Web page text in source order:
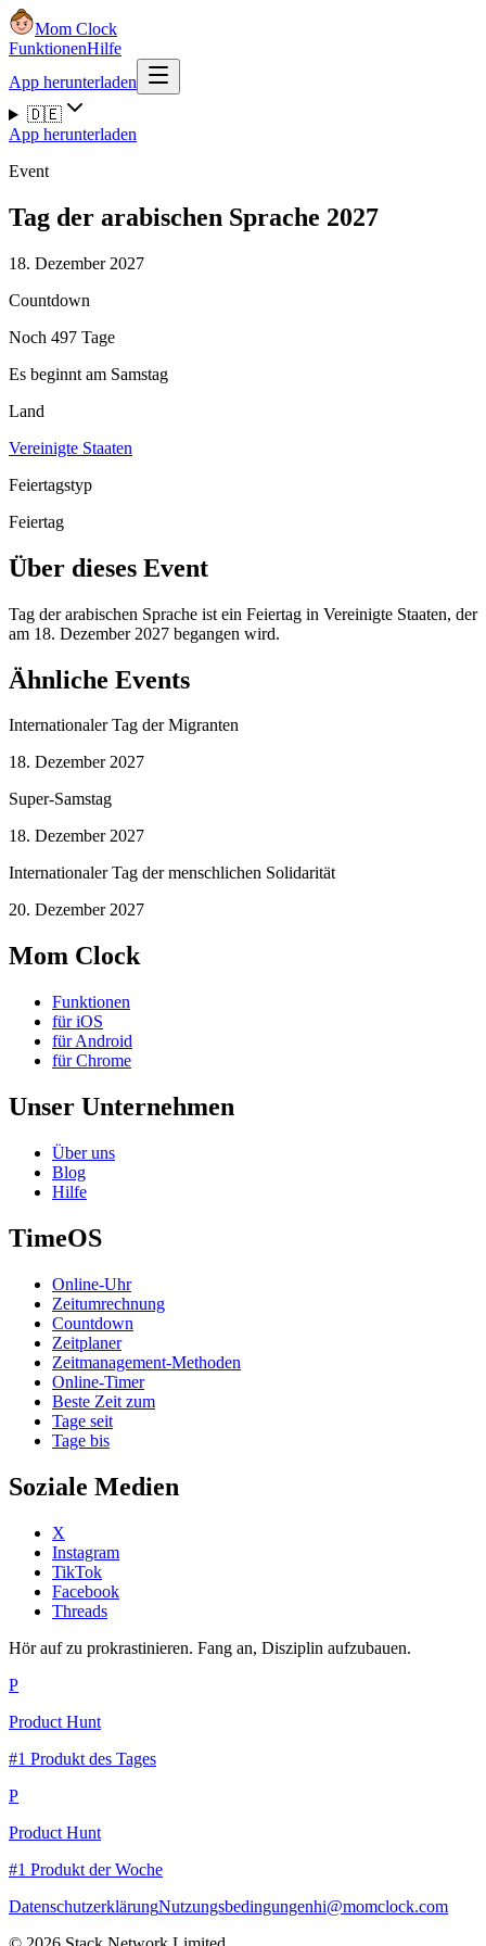
Mom Clock
FunktionenHilfe
App herunterladen
🇩🇪
App herunterladen
Event
Tag der arabischen Sprache 2027
18. Dezember 2027
Countdown
Noch 497 Tage
Es beginnt am Samstag
Land
Vereinigte Staaten
Feiertagstyp
Feiertag
Über dieses Event
Tag der arabischen Sprache ist ein Feiertag in Vereinigte Staaten, der
am 18. Dezember 2027 begangen wird.
Ähnliche Events
Internationaler Tag der Migranten
18. Dezember 2027
Super-Samstag
18. Dezember 2027
Internationaler Tag der menschlichen Solidarität
20. Dezember 2027
Mom Clock
Funktionen
für iOS
für Android
für Chrome
Unser Unternehmen
Über uns
Blog
Hilfe
TimeOS
Online-Uhr
Zeitumrechnung
Countdown
Zeitplaner
Zeitmanagement-Methoden
Online-Timer
Beste Zeit zum
Tage seit
Tage bis
Soziale Medien
X
Instagram
TikTok
Facebook
Threads
Hör auf zu prokrastinieren. Fang an, Disziplin aufzubauen.
P
Product Hunt
#1 Produkt des Tages
P
Product Hunt
#1 Produkt der Woche
DatenschutzerklärungNutzungsbedingungenhi@momclock.com